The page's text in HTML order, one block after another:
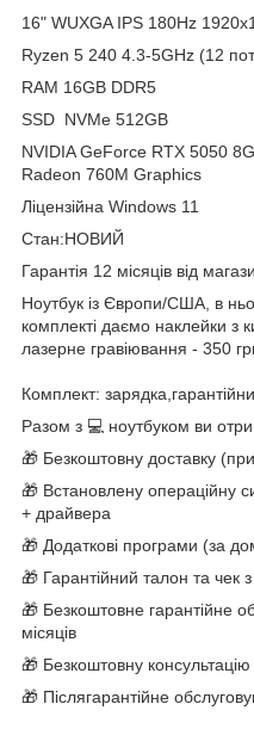
16" WUXGA IPS 180Hz
Ryzen 5 240 4.3-5GHz (12
RAM 16GB DDR5
SSD NVMe 512GB
NVIDIA GeForce RTX 5050
Radeon 760M Graphics
Ліцензійна Windows 11
Стан:НОВИЙ
Гарантія 12 місяців від
Ноутбук із Європи/США, в
комплекті даємо наклейки
лазерне гравіювання - 350
Комплект:
Разом з 💻 ноутбуком ви
🎁 Безкоштовну доставку
🎁 Встановлену операційну
+ драйвера
🎁 Додаткові програми (за
🎁 Гарантійний талон та чек
🎁 Безкоштовне гарантійне
місяців
🎁 Безкоштовну
🎁 Післягарантійне